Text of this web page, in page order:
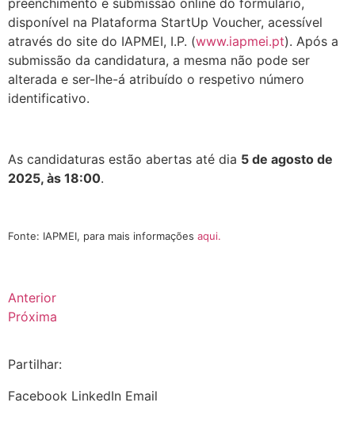
disponível na Plataforma StartUp Voucher, acessível
através do site do IAPMEI, I.P. (www.iapmei.pt). Após a
submissão da candidatura, a mesma não pode ser
alterada e ser-lhe-á atribuído o respetivo número
identificativo.
As candidaturas estão abertas até dia 5 de agosto de
2025, às 18:00.
Fonte: IAPMEI, para mais informações aqui.
Anterior
Próxima
Partilhar:
Facebook LinkedIn Email